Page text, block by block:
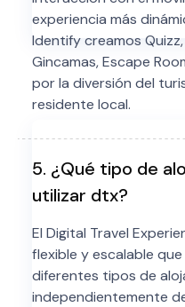
experiencia más
Identify creamos
Gincamas, Escape
por la diversión del
residente local.
5. ¿Qué tipo de
utilizar dtx?
El Digital Travel
flexible y escalable
diferentes tipos de
independientemente